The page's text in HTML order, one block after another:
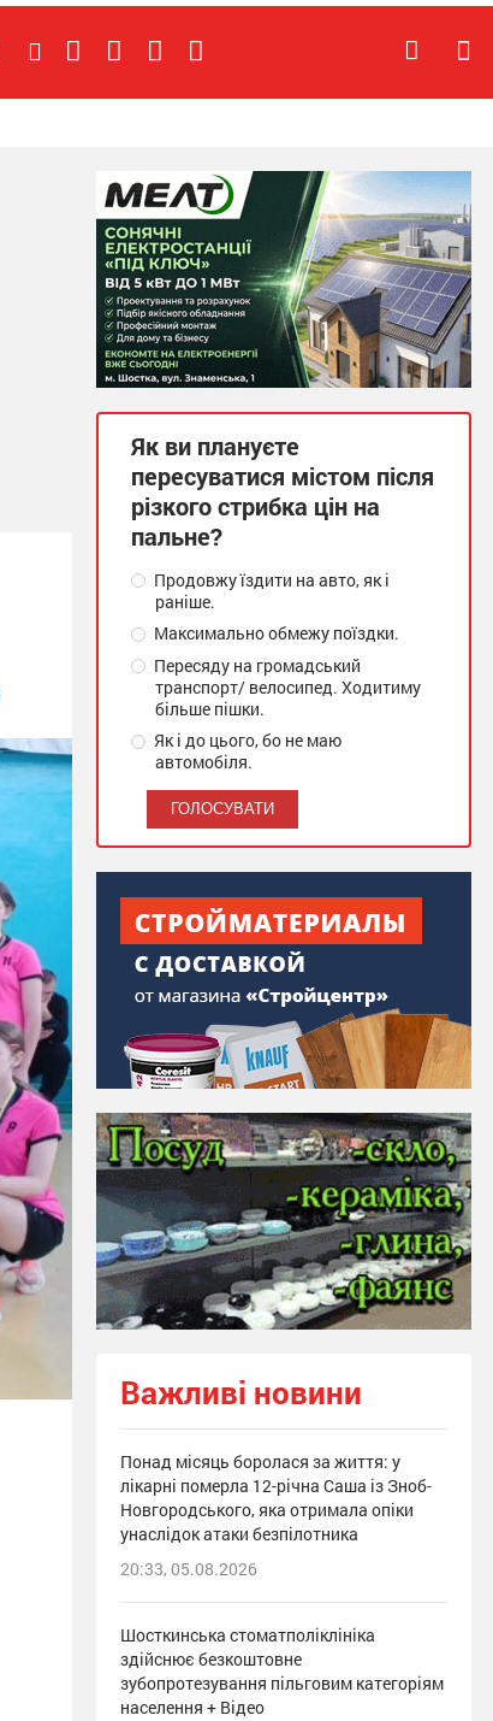
Як ви плануєте
пересуватися містом після
різкого стрибка цін на
пальне?
Продовжу їздити на авто, як і
раніше.
Максимально обмежу поїздки.
Пересяду на громадський
транспорт/ велосипед. Ходитиму
більше пішки.
Як і до цього, бо не маю
автомобіля.
Важливі новини
Понад місяць боролася за життя: у
лікарні померла 12-річна Саша із Зноб-
Новгородського, яка отримала опіки
унаслідок атаки безпілотника
20:33, 05.08.2026
Шосткинська стоматполіклініка
здійснює безкоштовне
зубопротезування пільговим категоріям
населення + Відео